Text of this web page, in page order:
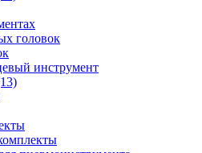
головок
инструмент